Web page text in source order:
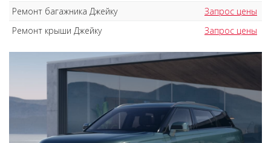
Ремонт багажника Джейку
Запрос цены
Ремонт крыши Джейку
Запрос цены